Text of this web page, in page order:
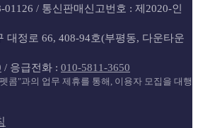
/ 통신판매신고번호 : 제2020-인
대정로 66, 408-94호(부평동, 다운타운
/ 응급전화 : 010-5811-3650
콤"과의 업무 제휴를 통해, 이용자 모집을 대행